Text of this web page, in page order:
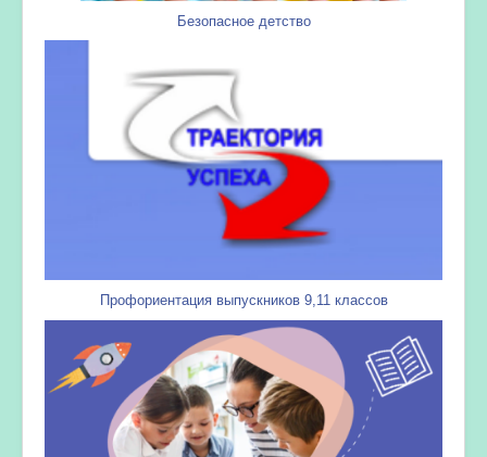
Безопасное детство
Профориентация выпускников 9,11 классов